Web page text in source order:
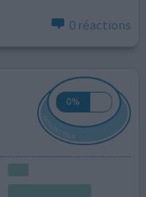
0 réactions